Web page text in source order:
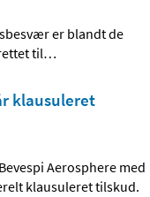
er blandt de
til…
klausuleret
Aerosphere med
klausuleret tilskud.